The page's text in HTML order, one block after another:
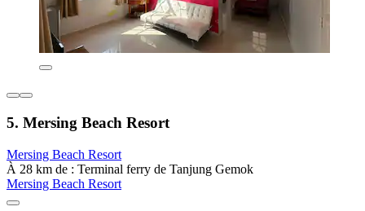
5. Mersing Beach Resort
Mersing Beach Resort
À 28 km de : Terminal ferry de Tanjung Gemok
Mersing Beach Resort